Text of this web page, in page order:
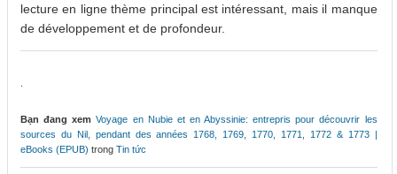
lecture en ligne thème principal est intéressant, mais il manque
de développement et de profondeur.
Bạn đang xem Voyage en Nubie et en Abyssinie: entrepris pour découvrir les
sources du Nil, pendant des années 1768, 1769, 1770, 1771, 1772 & 1773 |
eBooks (EPUB) trong Tin tức